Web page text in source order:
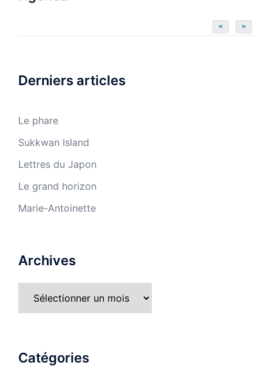
< >
Derniers articles
Le phare
Sukkwan Island
Lettres du Japon
Le grand horizon
Marie-Antoinette
Archives
Catégories